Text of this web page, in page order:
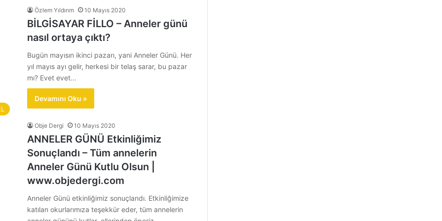
Özlem Yıldırım 10 Mayıs 2020
BİLGİSAYAR FİLLO – Anneler günü
nasıl ortaya çıktı?
Bugün mayısın ikinci pazarı, yani Anneler Günü. Her
yıl mayıs ayı gelir, herkesi bir telaş sarar, bu pazar
mı? Evet evet…
Devamını Oku »
Obje Dergi 10 Mayıs 2020
ANNELER GÜNÜ Etkinliğimiz
Sonuçlandı – Tüm annelerin
Anneler Günü Kutlu Olsun |
www.objedergi.com
Anneler Günü etkinliğimiz sonuçlandı. Etkinliğimize
katılan okurlarımıza teşekkür eder, tüm annelerin